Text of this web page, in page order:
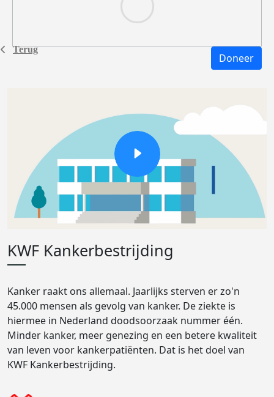
Terug
Doneer
KWF Kankerbestrijding
Kanker raakt ons allemaal. Jaarlijks sterven er zo'n
45.000 mensen als gevolg van kanker. De ziekte is
hiermee in Nederland doodsoorzaak nummer één.
Minder kanker, meer genezing en een betere kwaliteit
van leven voor kankerpatiënten. Dat is het doel van
KWF Kankerbestrijding.